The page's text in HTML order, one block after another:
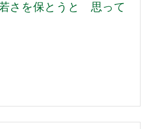
さを保とうと 思って